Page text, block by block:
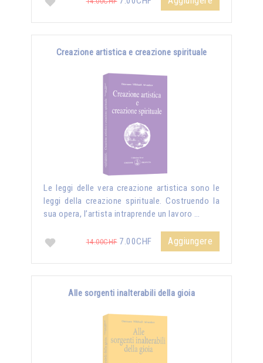
Creazione artistica e creazione spirituale
Le leggi delle vera creazione artistica sono le
leggi della creazione spirituale. Costruendo la
sua opera, l’artista intraprende un lavoro …
14.00CHF7.00CHF Aggiungere
Alle sorgenti inalterabili della gioia